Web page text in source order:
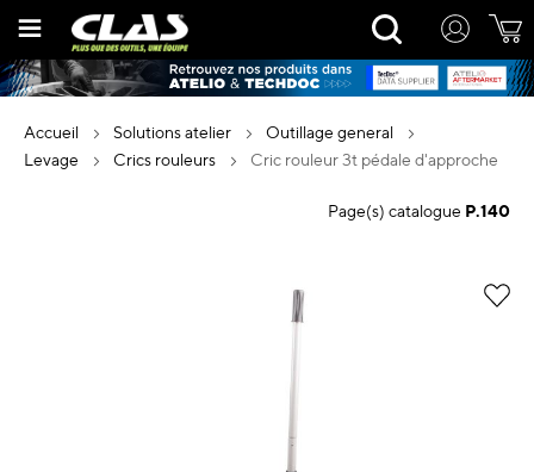
contenu
Rechercher
accueil solutions atelier
outillage general
levage
crics rouleurs cric rouleur 3t pédale d'approche
Page(s) catalogue P.140